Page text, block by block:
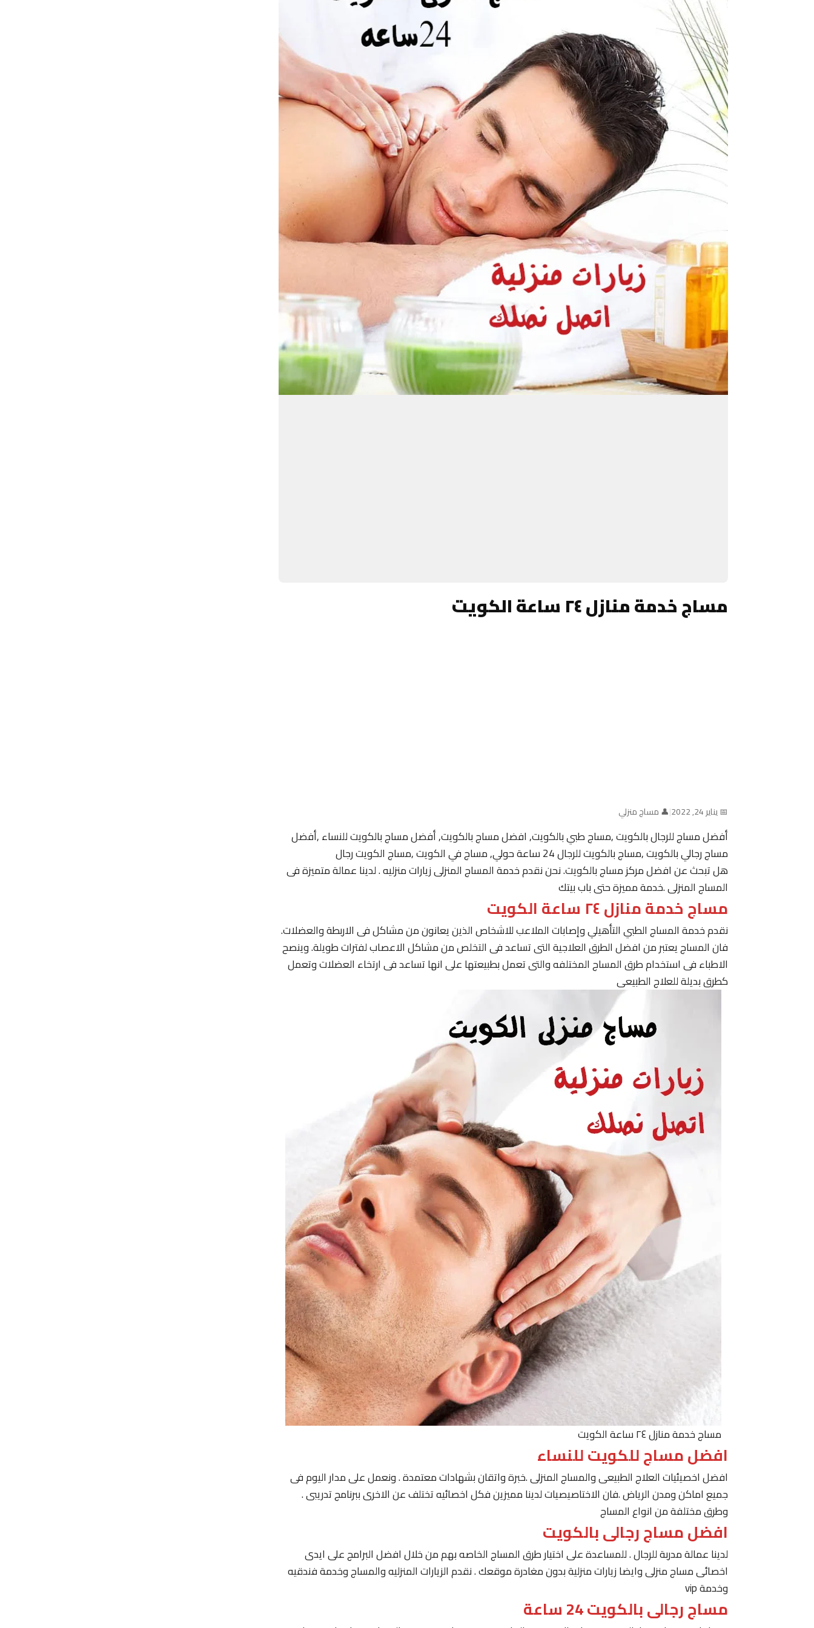
مساج خدمة منازل ٢٤ ساعة الكويت
📅 يناير 24, 2022 |👤 مساج منزلي
أفضل مساج للرجال بالكويت ,مساج طبي بالكويت, افضل مساج بالكويت, أفضل مساج بالكويت للنساء ,أفضل
مساج رجالي بالكويت ,مساج بالكويت للرجال 24 ساعة حولي, مساج في الكويت ,مساج الكويت رجال
هل تبحث عن افضل مركز مساج بالكويت. نحن نقدم خدمة المساج المنزلى زيارات منزليه . لدينا عمالة متميزة فى
المساج المنزلى .خدمة مميزة حتى باب بيتك
مساج خدمة منازل ٢٤ ساعة الكويت
نقدم خدمة المساج الطبي التأهيلي وإصابات الملاعب للاشخاص الذين يعانون من مشاكل فى الاربطة والعضلات.
فان المساج يعتبر من افضل الطرق العلاجية التى تساعد فى التخلص من مشاكل الاعصاب لفترات طويلة. وينصح
الاطباء فى استخدام طرق المساج المختلفه والتى تعمل بطبيعتها على انها تساعد فى ارتخاء العضلات وتعمل
كطرق بديلة للعلاج الطبيعى
مساج خدمة منازل ٢٤ ساعة الكويت
افضل مساج للكويت للنساء
افضل اخصيئيات العلاج الطبيعى والمساج المنزلى .خبرة واتقان بشهادات معتمدة . ونعمل على مدار اليوم فى
جميع اماكن ومدن الرياض .فان الاختاصيصيات لدينا مميزين فكل اخصائيه تختلف عن الاخرى ببرنامج تدريبى .
وطرق مختلفة من انواع المساج
افضل مساج رجالى بالكويت
لدينا عمالة مدربة للرجال . للمساعدة على اختيار طرق المساج الخاصه بهم من خلال افضل البرامج على ايدى
اخصائى مساج منزلى وايضا زيارات منزلية بدون مغادرة موقعك . نقدم الزيارات المنزليه والمساج وخدمة فندقيه
وخدمة vip
مساج رجالى بالكويت 24 ساعة